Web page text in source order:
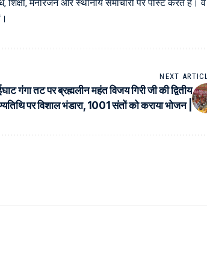
शिक्षा, मनोरंजन और स्थानीय समाचारों पर पोस्ट करते हैं। वे
NEXT
गंगा तट पर ब्रह्मलीन महंत विजय गिरी जी की द्वितीय
पर विशाल भंडारा, 1001 संतों को कराया भोजन |